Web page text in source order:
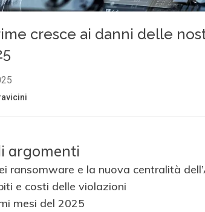
argomenti
ransomware e la nuova centralità
e costi delle violazioni
mesi del 2025